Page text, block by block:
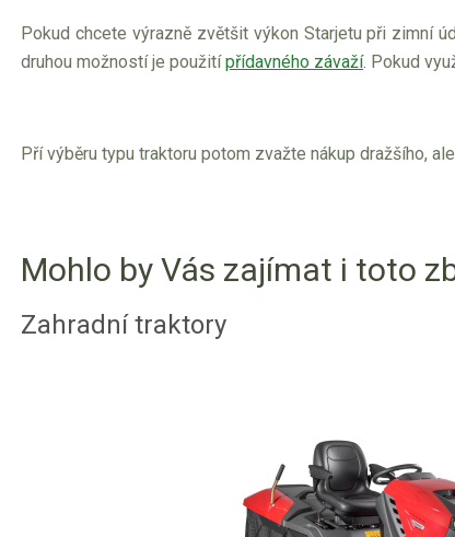
Pokud chcete výrazně zvětšit výkon Starjetu při zimní
druhou možností je použitípřídavného závaží. Pokud
Pří výběru typu traktoru potom zvažte nákup dražšího,
Mohlo by Vás zajímat i toto
Zahradní traktory